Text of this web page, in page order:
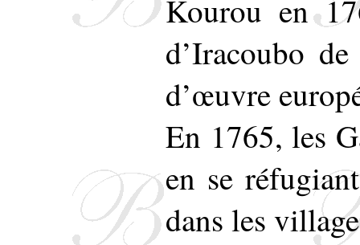
Kourou en
d’Iracoubo
d’œuvre
En 1765, les
en se
dans les